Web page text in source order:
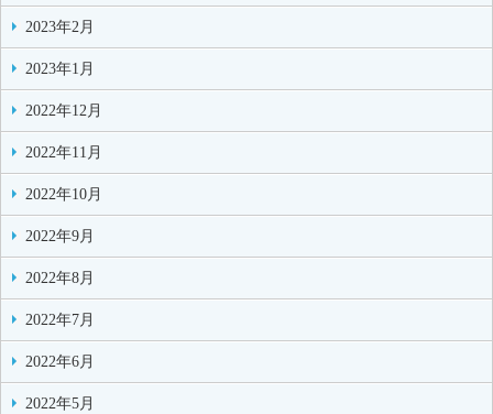
2023年2月
2023年1月
2022年12月
2022年11月
2022年10月
2022年9月
2022年8月
2022年7月
2022年6月
2022年5月